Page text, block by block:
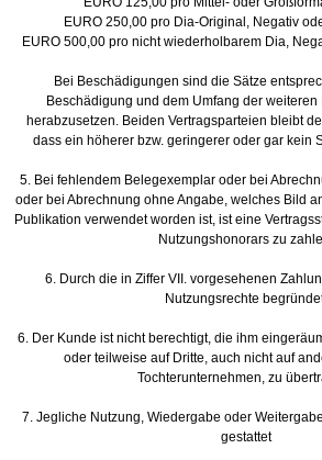
EURO 250,00 pro Dia-Original, Negativ
EURO 500,00 pro nicht wiederholbarem Dia,
Bei Beschädigungen sind die Sätze
Beschädigung und dem Umfang der
herabzusetzen. Beiden Vertragsparteien bleibt
dass ein höherer bzw. geringerer oder gar kein
5. Bei fehlendem Belegexemplar oder bei
oder bei Abrechnung ohne Angabe, welches Bild
Publikation verwendet worden ist, ist eine
Nutzungshonorars zu
6. Durch die in Ziffer VII. vorgesehenen
Nutzungsrechte
6. Der Kunde ist nicht berechtigt, die ihm
oder teilweise auf Dritte, auch nicht auf
Tochterunternehmen, zu
7. Jegliche Nutzung, Wiedergabe oder
gestattet